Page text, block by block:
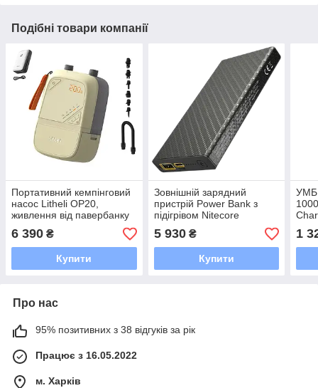
Подібні товари компанії
Портативний кемпінговий
насос Litheli OP20,
живлення від павербанку
(УМБ Litheli Power Bank
12500 mAh, 45 W, 2,5 А в
комплекті)
6 390 ₴
Купити
Зовнішній зарядний
пристрій Power Bank з
підігрівом Nitecore
SUMMIT 10000 (38.5W QC
3.0 10000mAh)
5 930₴
Купити
УМБ
1
Про нас
95% позитивних з 38 відгуків за рік
Працює з 16.05.2022
м. Харків